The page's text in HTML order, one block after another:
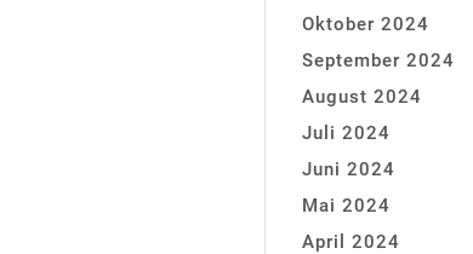
Oktober 2024
September 2024
August 2024
Juli 2024
Juni 2024
Mai 2024
April 2024